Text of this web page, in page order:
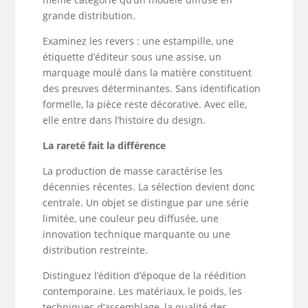
grande distribution.
Examinez les revers : une estampille, une
étiquette d’éditeur sous une assise, un
marquage moulé dans la matière constituent
des preuves déterminantes. Sans identification
formelle, la pièce reste décorative. Avec elle,
elle entre dans l’histoire du design.
La rareté fait la différence
La production de masse caractérise les
décennies récentes. La sélection devient donc
centrale. Un objet se distingue par une série
limitée, une couleur peu diffusée, une
innovation technique marquante ou une
distribution restreinte.
Distinguez l’édition d’époque de la réédition
contemporaine. Les matériaux, le poids, les